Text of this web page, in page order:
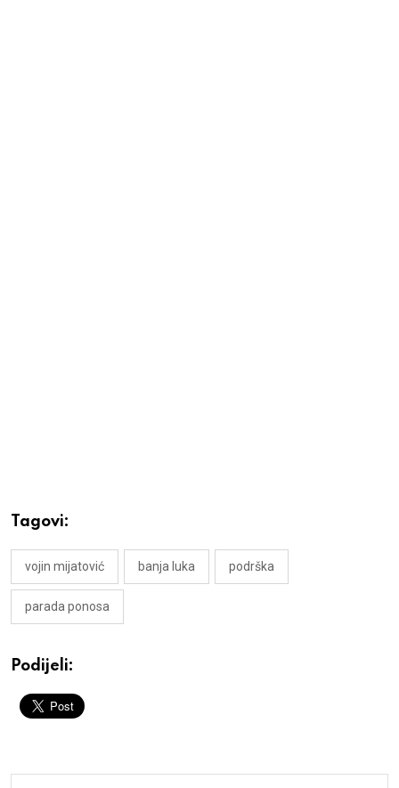
Tagovi:
vojin mijatović banja luka podrška
parada ponosa
Podijeli: